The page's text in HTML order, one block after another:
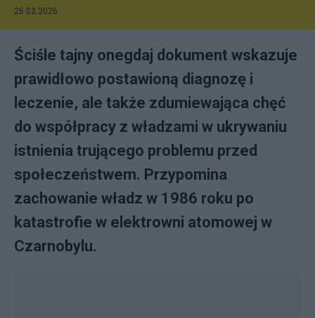
26.02.2026
Ściśle tajny onegdaj dokument wskazuje
prawidłowo postawioną diagnozę i
leczenie, ale także zdumiewająca chęć
do współpracy z władzami w ukrywaniu
istnienia trującego problemu przed
społeczeństwem. Przypomina
zachowanie władz w 1986 roku po
katastrofie w elektrowni atomowej w
Czarnobylu.